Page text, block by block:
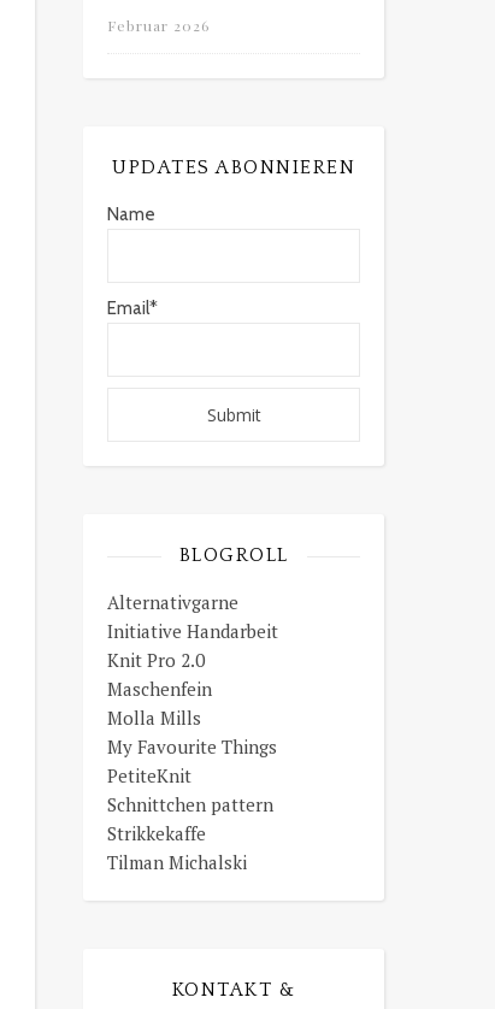
Februar 2026
UPDATES ABONNIEREN
Name
Email*
BLOGROLL
Alternativgarne
Initiative Handarbeit
Knit Pro 2.0
Maschenfein
Molla Mills
My Favourite Things
PetiteKnit
Schnittchen pattern
Strikkekaffe
Tilman Michalski
KONTAKT &